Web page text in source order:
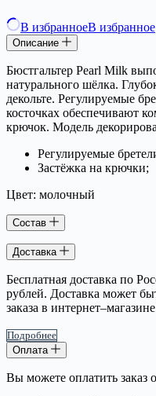
В избранноеВ избранное
Описание
Бюстгальтер Pearl Milk
натурального шёлка.
декольте. Регулируемые
косточках обеспечивают
крючок. Модель
Регулируемые
Застёжка на крючки;
Цвет: молочный
Состав
Доставка
Бесплатная доставка по
рублей. Доставка может
заказа в
Подробнее
Оплата
Вы можете оплатить заказ